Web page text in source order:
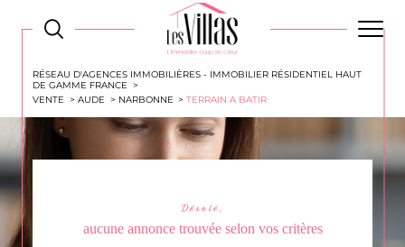
RÉSEAU D'AGENCES IMMOBILIÈRES - IMMOBILIER RÉSIDENTIEL HAUT
DE GAMME FRANCE
VENTE
AUDE NARBONNE TERRAIN A BATIR
Désolé,
aucune annonce trouvée selon vos critères